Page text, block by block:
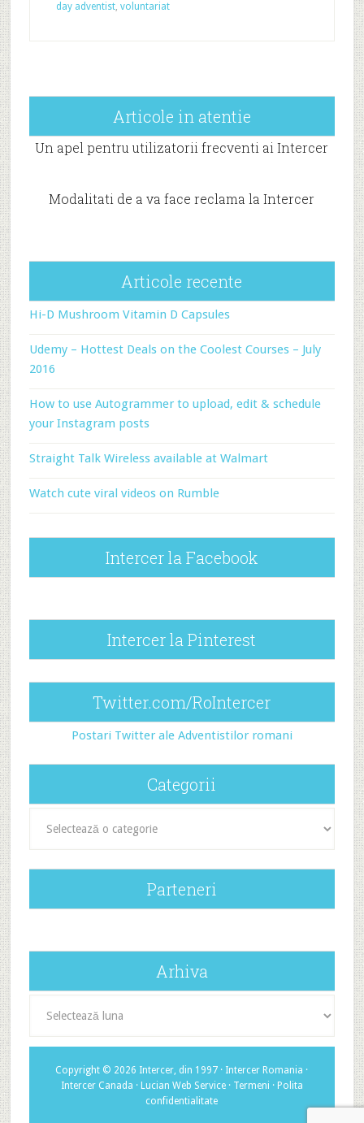
day adventist, voluntariat
Articole in atentie
Un apel pentru utilizatorii frecventi ai Intercer
Modalitati de a va face reclama la Intercer
Articole recente
Hi-D Mushroom Vitamin D Capsules
Udemy – Hottest Deals on the Coolest Courses – July
2016
How to use Autogrammer to upload, edit & schedule
your Instagram posts
Straight Talk Wireless available at Walmart
Watch cute viral videos on Rumble
Intercer la Facebook
Intercer la Pinterest
Twitter.com/RoIntercer
Postari Twitter ale Adventistilor romani
Categorii
Parteneri
Arhiva
Copyright © 2026 Intercer, din 1997 · Intercer Romania ·
Intercer Canada · Lucian Web Service· Termeni · Polita
confidentialitate